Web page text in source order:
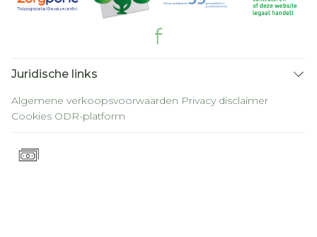
Juridische links
Algemene verkoopsvoorwaarden Privacy disclaimer
Cookies ODR-platform